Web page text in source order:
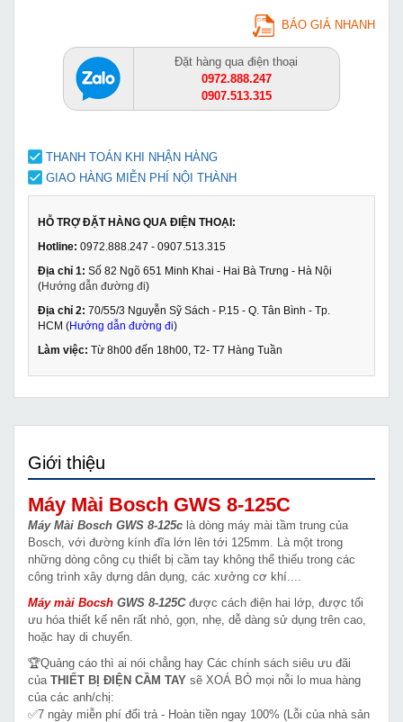
BÁO GIÁ NHANH
Đặt hàng qua điện thoại
0972.888.247
0907.513.315
THANH TOÁN KHI NHẬN HÀNG
GIAO HÀNG MIỄN PHÍ NỘI THÀNH
HỖ TRỢ ĐẶT HÀNG QUA ĐIỆN THOẠI:
Hotline: 0972.888.247 - 0907.513.315
Địa chỉ 1: Số 82 Ngõ 651 Minh Khai - Hai Bà Trưng - Hà Nội
(Hướng dẫn đường đi)
Địa chỉ 2: 70/55/3 Nguyễn Sỹ Sách - P.15 - Q. Tân Bình - Tp.
HCM (Hướng dẫn đường đi)
Làm việc: Từ 8h00 đến 18h00, T2- T7 Hàng Tuần
Giới thiệu
Máy Mài Bosch GWS 8-125C
Máy Mài Bosch GWS 8-125c là dòng máy mài tầm trung của
Bosch, với đường kính đĩa lớn lên tới 125mm. Là một trong
những dòng công cụ thiết bị cầm tay không thể thiếu trong các
công trình xây dựng dân dụng, các xưởng cơ khí....
Máy mài Bocsh GWS 8-125Cđược cách điện hai lớp, được tối
ưu hóa thiết kế nên rất nhỏ, gọn, nhẹ, dễ dàng sử dụng trên cao,
hoặc hay di chuyển.
🏆Quảng cáo thì ai nói chẳng hay Các chính sách siêu ưu đãi
của THIẾT BỊ ĐIỆN CẦM TAY sẽ XOÁ BỎ mọi nỗi lo mua hàng
của các anh/chị:
✅7 ngày miễn phí đổi trả - Hoàn tiền ngay 100% (Lỗi của nhà sản